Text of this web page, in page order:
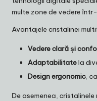
multe zone de vedere
Avantajele cristalinei
Vedere clară și
Adaptabilitatela
Design ergonomic,
De asemenea,